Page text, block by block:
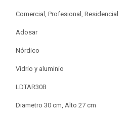
Comercial, Profesional, Residencial
Adosar
Nórdico
Vidrio y aluminio
LDTAR30B
Diametro 30 cm, Alto 27 cm